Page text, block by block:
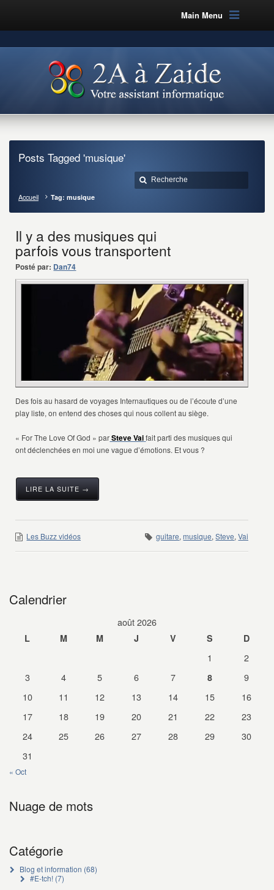
Main Menu
Posts Tagged 'musique'
Accueil Tag: musique
Il y a des musiques qui
parfois vous transportent
Posté par: Dan74
Des fois au hasard de voyages Internautiques ou de l’écoute d’une
play liste, on entend des choses qui nous collent au siège.
« For The Love Of God » parSteve Vai fait parti des musiques qui
ont déclenchées en moi une vague d’émotions. Et vous ?
LIRE LA SUITE →
Les Buzz vidéos guitare,musique,Steve,Vai
Calendrier
août 2026
L M M J V S D
1
2
3
4 5 6 7 8
9
10
11 12 13 14 15
16
17
18 19 20 21 22
23
24
25 26 27 28 29
30
31
« Oct
Nuage de mots
Catégorie
Blog et information (68)
#E-tch!(7)